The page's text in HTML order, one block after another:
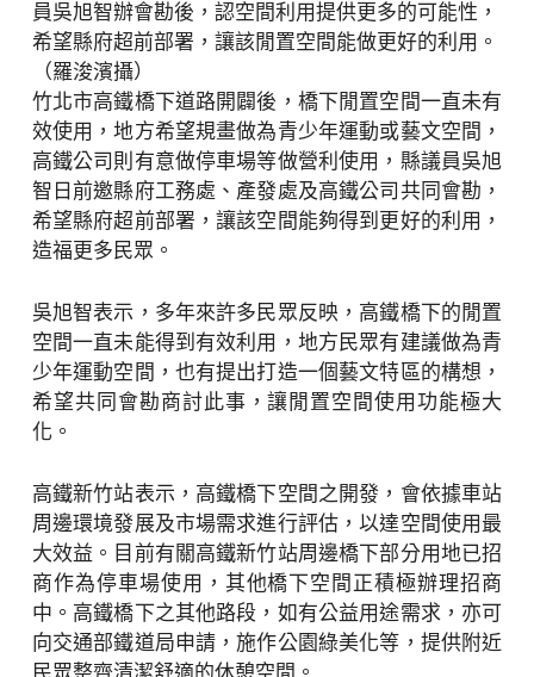
員吳旭智辦會勘後，認空間利用提供更多的可能性，
希望縣府超前部署，讓該閒置空間能做更好的利用。
（羅浚濱攝）
竹北市高鐵橋下道路開闢後，橋下閒置空間一直未有
效使用，地方希望規畫做為青少年運動或藝文空間，
高鐵公司則有意做停車場等做營利使用，縣議員吳旭
智日前邀縣府工務處、產發處及高鐵公司共同會勘，
希望縣府超前部署，讓該空間能夠得到更好的利用，
造福更多民眾。
吳旭智表示，多年來許多民眾反映，高鐵橋下的閒置
空間一直未能得到有效利用，地方民眾有建議做為青
少年運動空間，也有提出打造一個藝文特區的構想，
希望共同會勘商討此事，讓閒置空間使用功能極大
化。
高鐵新竹站表示，高鐵橋下空間之開發，會依據車站
周邊環境發展及市場需求進行評估，以達空間使用最
大效益。目前有關高鐵新竹站周邊橋下部分用地已招
商作為停車場使用，其他橋下空間正積極辦理招商
中。高鐵橋下之其他路段，如有公益用途需求，亦可
向交通部鐵道局申請，施作公園綠美化等，提供附近